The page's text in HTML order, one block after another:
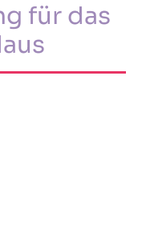
für das